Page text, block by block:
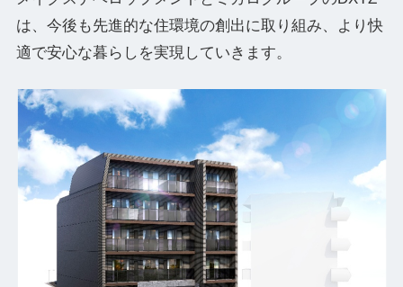
は、今後も先進的な住環境の創出に取り組み、より快
適で安心な暮らしを実現していきます。